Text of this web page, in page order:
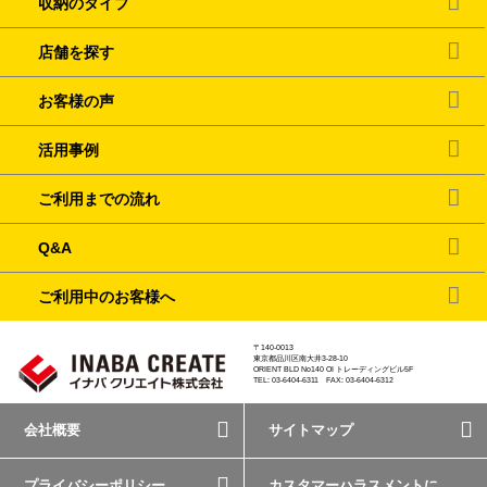
店舗を探す
お客様の声
活用事例
ご利用までの流れ
Q&A
ご利用中のお客様へ
〒140-0013
東京都品川区南大井3-28-10
ORIENT BLD No140 OI トレーディングビル5F
TEL: 03-6404-6311 FAX: 03-6404-6312
会社概要 サイトマップ